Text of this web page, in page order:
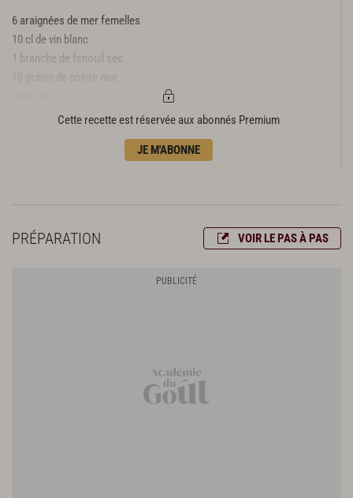
6 araignées de mer femelles
10 cl de vin blanc
1 branche de fenouil sec
10 grains de poivre noir
1/2 bouquet de persil
Cette recette est réservée aux abonnés Premium
JE M'ABONNE
PRÉPARATION VOIR LE PAS À PAS